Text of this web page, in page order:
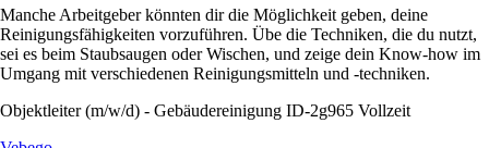
Manche Arbeitgeber könnten dir die Möglichkeit geben, deine
Reinigungsfähigkeiten vorzuführen. Übe die Techniken, die du nutzt,
sei es beim Staubsaugen oder Wischen, und zeige dein Know-how im
Umgang mit verschiedenen Reinigungsmitteln und -techniken.
Objektleiter (m/w/d) - Gebäudereinigung ID-2g965 Vollzeit